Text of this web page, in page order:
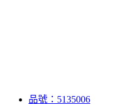
品號：5135006